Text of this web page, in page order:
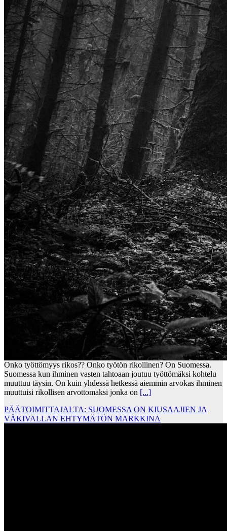
Onko työttömyys rikos?? Onko työtön rikollinen? On Suomessa.
Suomessa kun ihminen vasten tahtoaan joutuu työttömäksi kohtelu
muuttuu täysin. On kuin yhdessä hetkessä aiemmin arvokas ihminen
muuttuisi rikollisen arvottomaksi jonka on [...]
PÄÄTOIMITTAJALTA: SUOMESSA ON KIUSAAJIEN JA
VÄKIVALLAN EHTYMÄTÖN MARKKINA